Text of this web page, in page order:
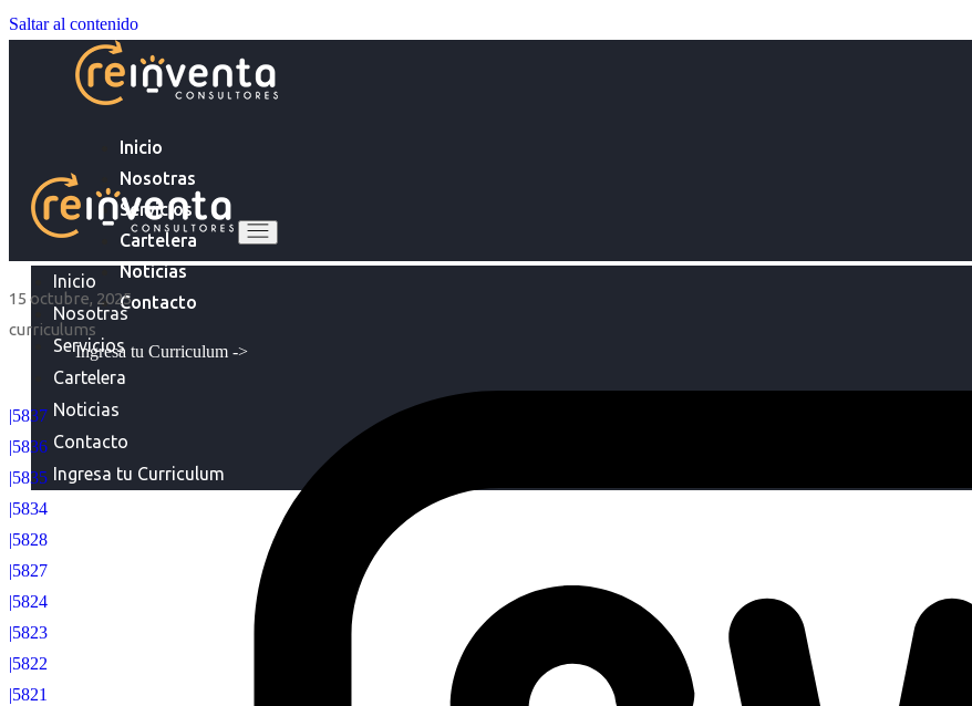
Saltar al contenido
Inicio
Nosotras
Servicios
Cartelera
Noticias
Contacto
Ingresa tu Curriculum ->
Inicio
Nosotras
Servicios
Cartelera
Noticias
Contacto
Ingresa tu Curriculum
15 octubre, 2025
curriculums
|5837
|5836
|5835
|5834
|5828
|5827
|5824
|5823
|5822
|5821